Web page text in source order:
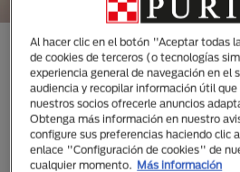
CONOCE TODAS
MARCAS
ESPECIALMENTE
Al hacer clic en el botón "Aceptar todas
de cookies de terceros (o tecnologías
experiencia general de navegación en el
audiencia y recopilar información útil
nuestros socios ofrecerle anuncios
Obtenga más información en nuestro
configure sus preferencias haciendo clic
enlace "Configuración de cookies" de
cualquier momento.
Más información